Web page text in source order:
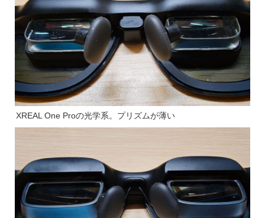
XREAL One Proの光学系。プリズムが薄い